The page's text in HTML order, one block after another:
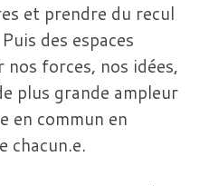
et prendre du recul
des espaces
forces, nos idées,
plus grande ampleur
en commun en
chacun.e.